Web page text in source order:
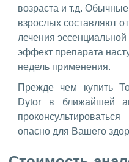
возраста и т.д.
взрослых составляют
лечения
эффект препарата
недель применения.
Прежде чем купить
Dytor в ближайшей
опасно для Вашего